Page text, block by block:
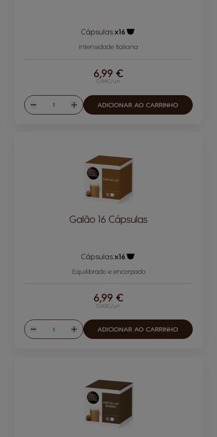
Cápsulas:x16
Intensidade Italiana
0,44€/un
6,99 €
Reduzir
Quantidade
Aumentar
ADICIONAR AO CARRINHO
Galão 16 Cápsulas
Cápsulas:x16
Equilibrado e encorpado
0,43€/un
6,99 €
Reduzir
Quantidade
Aumentar
ADICIONAR AO CARRINHO